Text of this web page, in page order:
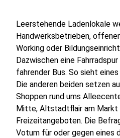
Leerstehende Ladenlokale
Handwerksbetrieben,
Working oder
Dazwischen eine
fahrender Bus. So sieht
Die anderen beiden setzen
Shoppen rund ums
Mitte, Altstadtflair am Markt
Freizeitangeboten. Die
Votum für oder gegen eines